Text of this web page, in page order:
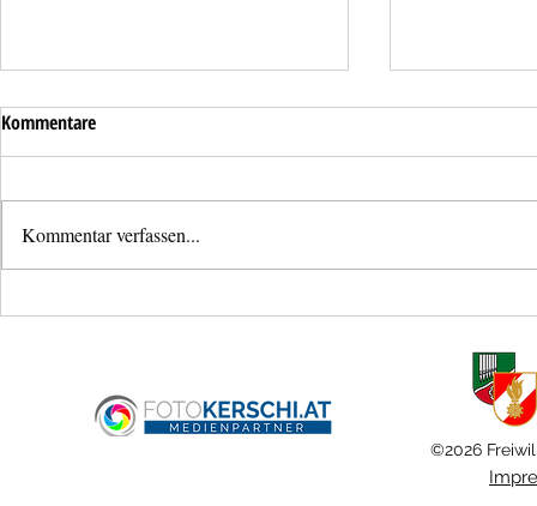
Kommentare
Kommentar verfassen...
©2026